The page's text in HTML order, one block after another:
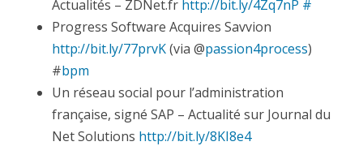
Actualités – ZDNet.fr http://bit.ly/4Zq7nP #
Progress Software Acquires Savvion
http://bit.ly/77prvK(via @passion4process)
#bpm
Un réseau social pour l’administration
française, signé SAP – Actualité sur Journal du
Net Solutions http://bit.ly/8KI8e4